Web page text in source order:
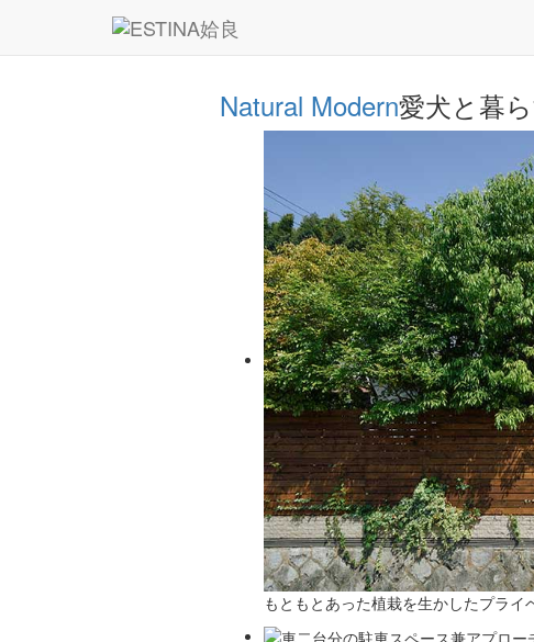
Natural Modern愛犬と暮
もともとあった植栽を生かしたプライ